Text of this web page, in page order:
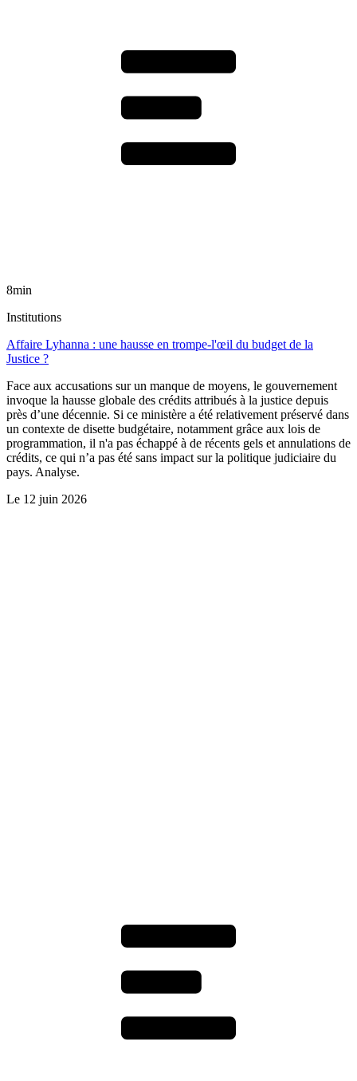
8min
Institutions
Affaire Lyhanna : une hausse en trompe-l'œil du budget de la
Justice ?
Face aux accusations sur un manque de moyens, le gouvernement
invoque la hausse globale des crédits attribués à la justice depuis
près d’une décennie. Si ce ministère a été relativement préservé dans
un contexte de disette budgétaire, notamment grâce aux lois de
programmation, il n'a pas échappé à de récents gels et annulations de
crédits, ce qui n’a pas été sans impact sur la politique judiciaire du
pays. Analyse.
Le 12 juin 2026